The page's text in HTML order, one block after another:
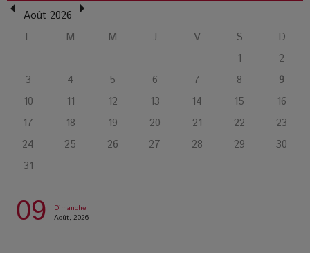
L’or blanc à la croisée des chemins : Rumilly interroge
l’avenir de la montagne française
La Femme de Ménage : Plongez dans le thriller
des silences
de survie
Août 2026
L
M M J V S
D
1
2
3
4 5 6 7 8
9
10
11 12 13 14 15
16
17
18 19 20 21 22
23
24
25 26 27 28 29
30
31
09
Dimanche
Août, 2026